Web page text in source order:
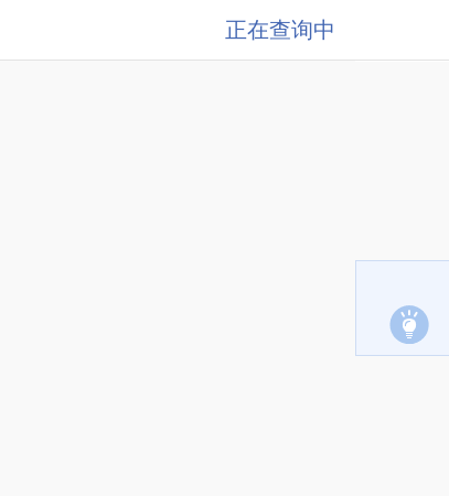
正在查询中